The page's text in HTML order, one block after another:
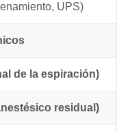
UPS)
de la espiración)
residual)